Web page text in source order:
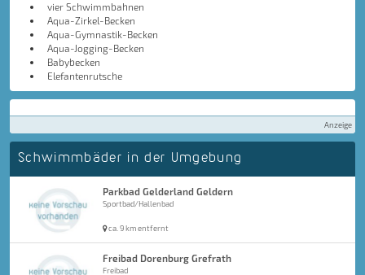
vier Schwimmbahnen
Aqua-Zirkel-Becken
Aqua-Gymnastik-Becken
Aqua-Jogging-Becken
Babybecken
Elefantenrutsche
Anzeige
Schwimmbäder in der Umgebung
Parkbad Gelderland Geldern
Sportbad/Hallenbad
ca. 9 km entfernt
Freibad Dorenburg Grefrath
Freibad